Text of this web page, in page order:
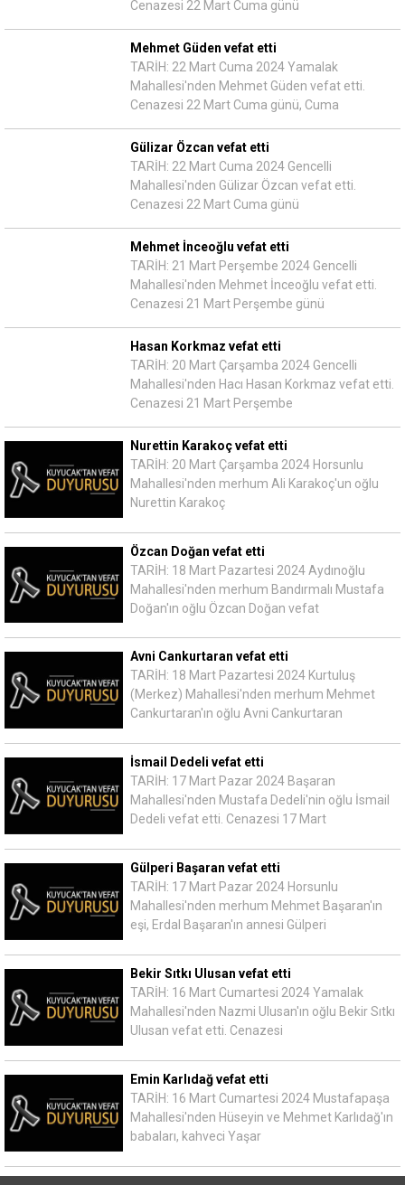
Cenazesi 22 Mart Cuma günü
Mehmet Güden vefat etti
TARİH: 22 Mart Cuma 2024 Yamalak
Mahallesi'nden Mehmet Güden vefat etti.
Cenazesi 22 Mart Cuma günü, Cuma
Gülizar Özcan vefat etti
TARİH: 22 Mart Cuma 2024 Gencelli
Mahallesi'nden Gülizar Özcan vefat etti.
Cenazesi 22 Mart Cuma günü
Mehmet İnceoğlu vefat etti
TARİH: 21 Mart Perşembe 2024 Gencelli
Mahallesi'nden Mehmet İnceoğlu vefat etti.
Cenazesi 21 Mart Perşembe günü
Hasan Korkmaz vefat etti
TARİH: 20 Mart Çarşamba 2024 Gencelli
Mahallesi'nden Hacı Hasan Korkmaz vefat etti.
Cenazesi 21 Mart Perşembe
Nurettin Karakoç vefat etti
TARİH: 20 Mart Çarşamba 2024 Horsunlu
Mahallesi'nden merhum Ali Karakoç'un oğlu
Nurettin Karakoç
Özcan Doğan vefat etti
TARİH: 18 Mart Pazartesi 2024 Aydınoğlu
Mahallesi'nden merhum Bandırmalı Mustafa
Doğan'ın oğlu Özcan Doğan vefat
Avni Cankurtaran vefat etti
TARİH: 18 Mart Pazartesi 2024 Kurtuluş
(Merkez) Mahallesi'nden merhum Mehmet
Cankurtaran'ın oğlu Avni Cankurtaran
İsmail Dedeli vefat etti
TARİH: 17 Mart Pazar 2024 Başaran
Mahallesi'nden Mustafa Dedeli'nin oğlu İsmail
Dedeli vefat etti. Cenazesi 17 Mart
Gülperi Başaran vefat etti
TARİH: 17 Mart Pazar 2024 Horsunlu
Mahallesi'nden merhum Mehmet Başaran'ın
eşi, Erdal Başaran'ın annesi Gülperi
Bekir Sıtkı Ulusan vefat etti
TARİH: 16 Mart Cumartesi 2024 Yamalak
Mahallesi'nden Nazmi Ulusan'ın oğlu Bekir Sıtkı
Ulusan vefat etti. Cenazesi
Emin Karlıdağ vefat etti
TARİH: 16 Mart Cumartesi 2024 Mustafapaşa
Mahallesi'nden Hüseyin ve Mehmet Karlıdağ'ın
babaları, kahveci Yaşar